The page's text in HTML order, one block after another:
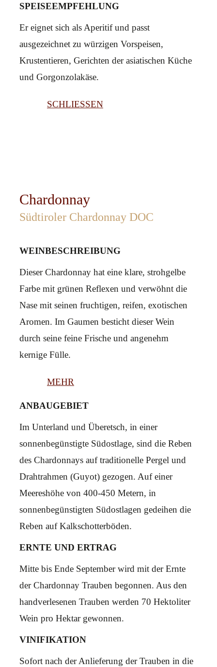
SPEISEEMPFEHLUNG
Er eignet sich als Aperitif und passt
ausgezeichnet zu würzigen Vorspeisen,
Krustentieren, Gerichten der asiatischen Küche
und Gorgonzolakäse.
SCHLIESSEN
Chardonnay
Südtiroler Chardonnay DOC
WEINBESCHREIBUNG
Dieser Chardonnay hat eine klare, strohgelbe
Farbe mit grünen Reflexen und verwöhnt die
Nase mit seinen fruchtigen, reifen, exotischen
Aromen. Im Gaumen besticht dieser Wein
durch seine feine Frische und angenehm
kernige Fülle.
MEHR
ANBAUGEBIET
Im Unterland und Überetsch, in einer
sonnenbegünstigte Südostlage, sind die Reben
des Chardonnays auf traditionelle Pergel und
Drahtrahmen (Guyot) gezogen. Auf einer
Meereshöhe von 400-450 Metern, in
sonnenbegünstigten Südostlagen gedeihen die
Reben auf Kalkschotterböden.
ERNTE UND ERTRAG
Mitte bis Ende September wird mit der Ernte
der Chardonnay Trauben begonnen. Aus den
handverlesenen Trauben werden 70 Hektoliter
Wein pro Hektar gewonnen.
VINIFIKATION
Sofort nach der Anlieferung der Trauben in die